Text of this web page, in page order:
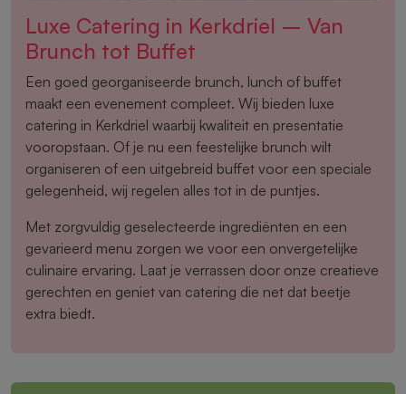
Luxe Catering in Kerkdriel – Van
Brunch tot Buffet
Een goed georganiseerde brunch, lunch of buffet
maakt een evenement compleet. Wij bieden luxe
catering in Kerkdriel waarbij kwaliteit en presentatie
vooropstaan. Of je nu een feestelijke brunch wilt
organiseren of een uitgebreid buffet voor een speciale
gelegenheid, wij regelen alles tot in de puntjes.
Met zorgvuldig geselecteerde ingrediënten en een
gevarieerd menu zorgen we voor een onvergetelijke
culinaire ervaring. Laat je verrassen door onze creatieve
gerechten en geniet van catering die net dat beetje
extra biedt.